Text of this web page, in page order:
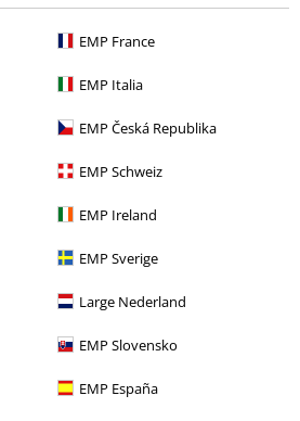
EMP France
EMP Italia
EMP Česká Republika
EMP Schweiz
EMP Ireland
EMP Sverige
Large Nederland
EMP Slovensko
EMP España
ab, wenn du dich